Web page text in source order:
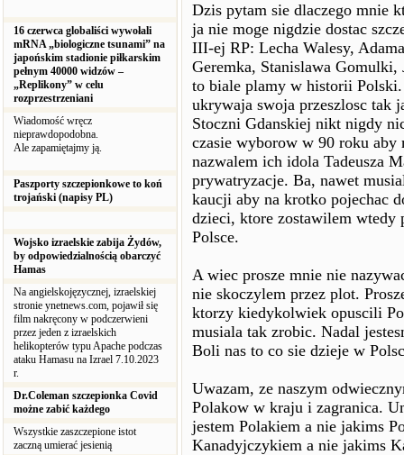
16 czerwca globaliści wywołali
mRNA „biologiczne tsunami” na
japońskim stadionie piłkarskim
pełnym 40000 widzów –
„Replikony” w celu
rozprzestrzeniani
Wiadomość wręcz
nieprawdopodobna.
Ale zapamiętajmy ją.
Paszporty szczepionkowe to koń
trojański (napisy PL)
Wojsko izraelskie zabija Żydów,
by odpowiedzialnością obarczyć
Hamas
Na angielskojęzycznej, izraelskiej
stronie ynetnews.com, pojawił się
film nakręcony w podczerwieni
przez jeden z izraelskich
helikopterów typu Apache podczas
ataku Hamasu na Izrael 7.10.2023
r.
Dr.Coleman szczepionka Covid
możne zabić każdego
Wszystkie zaszczepione istot
zaczną umierać jesienią
Dzis pytam sie dlaczego mnie
ja nie moge nigdzie dostac
III-ej RP: Lecha Walesy,
Geremka, Stanislawa
to biale plamy w historii
ukrywaja swoja przeszlosc tak
Stoczni Gdanskiej nikt nigdy
czasie wyborow w 90 roku
nazwalem ich idola Tadeusza
prywatryzacje. Ba, nawet
kaucji aby na krotko pojechac
dzieci, ktore zostawilem wtedy
Polsce.
A wiec prosze mnie nie
nie skoczylem przez plot.
ktorzy kiedykolwiek opuscili
musiala tak zrobic. Nadal
Boli nas to co sie dzieje w
Uwazam, ze naszym
Polakow w kraju i zagranica.
jestem Polakiem a nie jakims
Kanadyjczykiem a nie jakims